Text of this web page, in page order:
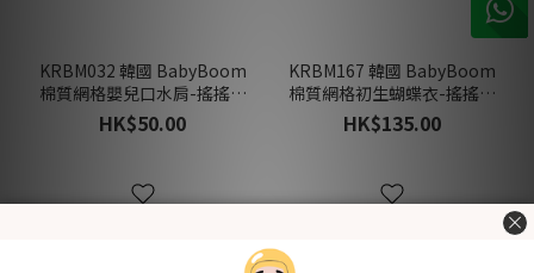
KRBM032 韓國 BabyBoom
棉質網格嬰兒口水肩-搖搖木
馬與小熊 (夏)
HK$50.00
KRBM167 韓國 BabyBoom
棉質網格初生蝴蝶衣-搖搖木
馬與小熊 (夏)
HK$135.00